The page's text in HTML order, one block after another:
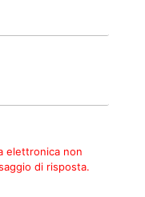
elettronica non
di risposta.